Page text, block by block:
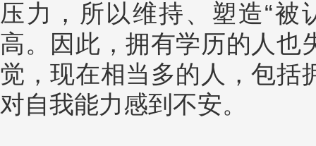
压力，所以维持、塑造“被
高。因此，拥有学历的人也
觉，现在相当多的人，包括
对自我能力感到不安。